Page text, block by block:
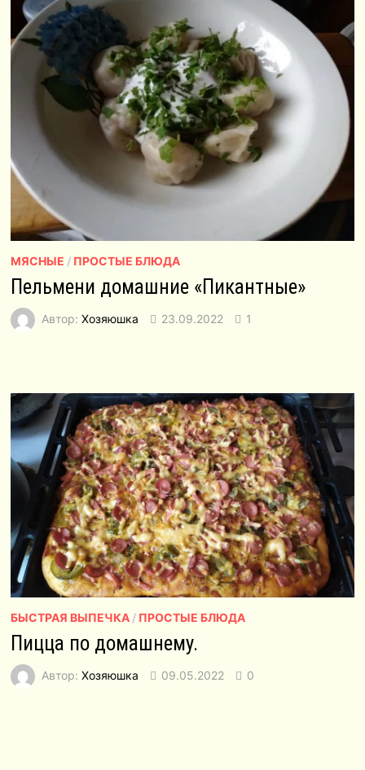
МЯСНЫЕ / ПРОСТЫЕ БЛЮДА
Пельмени домашние «Пикантные»
Автор: Хозяюшка 23.09.2022 1
БЫСТРАЯ ВЫПЕЧКА/ ПРОСТЫЕ БЛЮДА
Пицца по домашнему.
Автор: Хозяюшка 09.05.2022 0